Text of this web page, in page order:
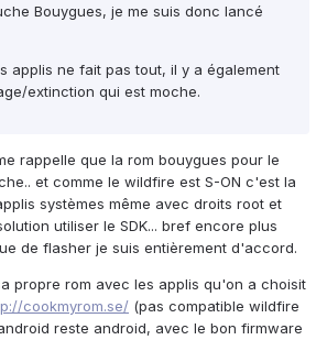
Bouygues, je me suis donc lancé
applis ne fait pas tout, il y a également
extinction qui est moche.
rappelle que la rom bouygues pour le
et comme le wildfire est S-ON c'est la
systèmes même avec droits root et
utiliser le SDK... bref encore plus
de flasher je suis entièrement d'accord.
propre rom avec les applis qu'on a choisit
cookmyrom.se/ (pas compatible wildfire
reste android, avec le bon firmware